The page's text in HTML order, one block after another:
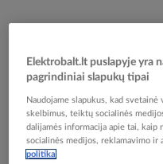
Skip
the
beginning
the
Reali prekė gali skirtis
Antgalis varžtinis 70-
1235-70/120-12 -
Elektrobalt.lt puslapyje yra
pagrindiniai slapukų tipai
Naudojame slapukus, kad
skelbimus, teiktų socialinės
dalijamės informacija apie tai, kaip
socialinės medijos, reklamavimo ir
politika